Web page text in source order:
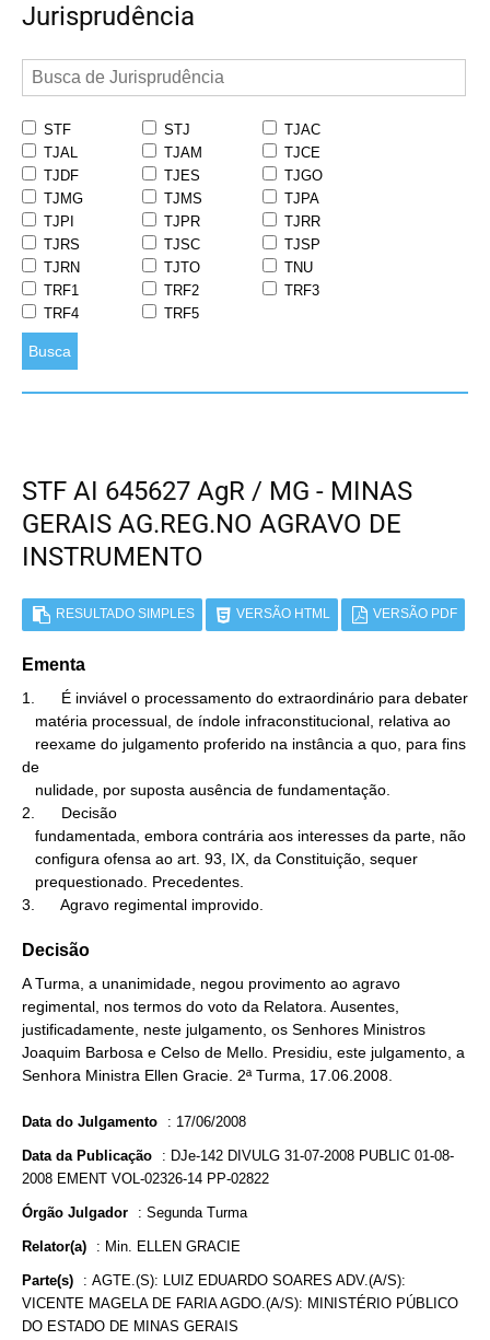
Jurisprudência
STF STJ
TJAC
TJAL
TJAM
TJCE
TJDF
TJES
TJGO
TJMG
TJMS
TJPA
TJPI
TJPR
TJRR
TJRS
TJSC
TJSP
TJRN
TJTO
TNU
TRF1
TRF2
TRF3
TRF4
TRF5
Busca
STF AI 645627 AgR / MG - MINAS
GERAIS AG.REG.NO AGRAVO DE
INSTRUMENTO
RESULTADO SIMPLES VERSÃO HTML VERSÃO PDF
Ementa
1.      É inviável o processamento do extraordinário para debater
de
2.      Decisão
3.      Agravo regimental improvido.
Decisão
A Turma, a unanimidade, negou provimento ao agravo
regimental, nos termos do voto da Relatora. Ausentes,
justificadamente, neste julgamento, os Senhores Ministros
Joaquim Barbosa e Celso de Mello. Presidiu, este julgamento, a
Senhora Ministra Ellen Gracie. 2ª Turma, 17.06.2008.
Data do Julgamento : 17/06/2008
Data da Publicação : DJe-142 DIVULG 31-07-2008 PUBLIC 01-08-
2008 EMENT VOL-02326-14 PP-02822
Órgão Julgador : Segunda Turma
Relator(a) : Min. ELLEN GRACIE
Parte(s) : AGTE.(S): LUIZ EDUARDO SOARES ADV.(A/S):
VICENTE MAGELA DE FARIA AGDO.(A/S): MINISTÉRIO PÚBLICO
DO ESTADO DE MINAS GERAIS